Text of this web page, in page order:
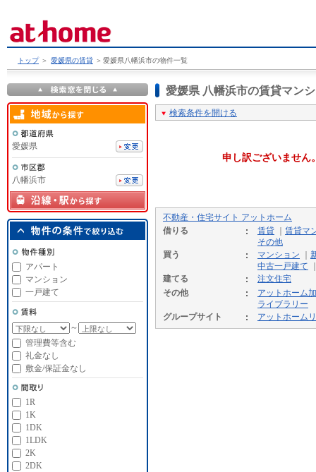
トップ ＞ 愛媛県の賃貸 ＞ 愛媛県八幡浜市の物件一覧
愛媛県 八幡浜市の賃貸マン
検索条件を開ける
申し訳ございません
不動産・住宅サイト アットホーム
借りる
賃貸
賃貸マ
その他
買う
マンション
中古一戸建て
建てる
注文住宅
その他
アットホーム
ライブラリー
グループサイト
アットホーム
愛媛県
八幡浜市
アパート
マンション
一戸建て
～
管理費等含む
礼金なし
敷金/保証金なし
1R
1K
1DK
1LDK
2K
2DK